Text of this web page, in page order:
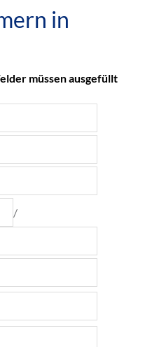
in
müssen ausgefüllt
/